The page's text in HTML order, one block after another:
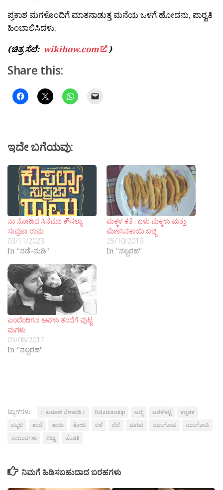
ಪ್ರಕಾಶ ಮಗಳೊಂದಿಗೆ ಮಾತನಾಡುತ್ತ ಮನೆಯ ಒಳಗೆ ಹೋದನು, ಪಾರ‍್ವತಿ
ಹಿಂಬಾಲಿಸಿದಳು.
(ಚಿತ್ರ ಸೆಲೆ: wikihow.com )
Share this:
ಇದೇ ಬಗೆಯವು:
ನಾ ನೋಡಿದ ಸಿನೆಮಾ: ಕೌಸಲ್ಯಾ
ಸುಪ್ರಜಾ ರಾಮ
03/11/2023
In "ನಡೆ-ನುಡಿ"
ಮಕ್ಕಳ ಕತೆ : ಏಳು ಮಕ್ಕಳು ಮತ್ತು
ಮೆಣಸಿನಕಾಯಿ ಬಜ್ಜಿ
25/10/2019
In "ನಲ್ಬರಹ"
ಎಂದೆಂದಿಗೂ ಅವಳು ತಂದೆಗೆ ಪುಟ್ಟ
ಮಗಳು
05/08/2017
In "ನಲ್ಬರಹ"
ಟ್ಯಾಗ್‌ಗಳು: :: ಕುಮಾರ್ ಬೆಳವಾಡಿ :: Relationship ಅಜ್ಜಿ ಅರಳಿಕಟ್ಟೆ
ಕನ್ನಡಕ
ಚಪ್ಪಲಿ
ತಂದೆ ತಾಯಿ ತೋಟ ಬಳೆ ಬೆಲೆ ಮಗಳು ಮುಂಗೋಪ
ಮುಂಗೋಪಿ
ಸಂಬಂದಗಳು
ಸಿಟ್ಟು ಹೆಂಡತಿ
ನಿಮಗೆ ಹಿಡಿಸಬಹುದಾದ ಬರಹಗಳು